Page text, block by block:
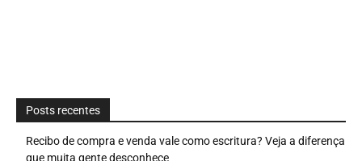
Posts recentes
Recibo de compra e venda vale como escritura? Veja a diferença
que muita gente desconhece